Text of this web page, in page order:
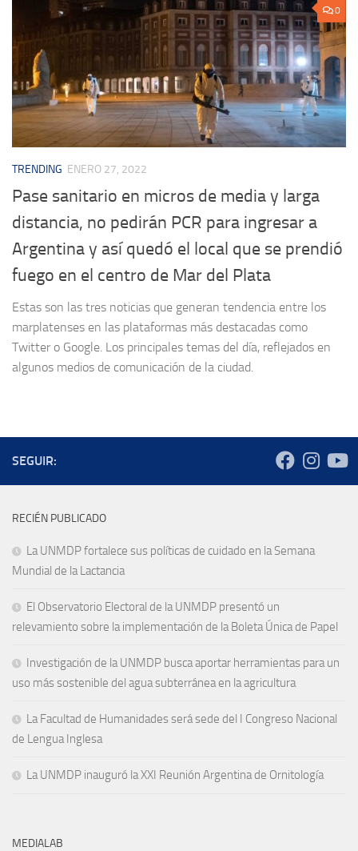
0
TRENDING ENERO 27, 2022
Pase sanitario en micros de media y larga
distancia, no pedirán PCR para ingresar a
Argentina y así quedó el local que se prendió
fuego en el centro de Mar del Plata
Estas son las tres noticias que generan tendencia entre los
marplatenses en las plataformas más destacadas como
Twitter o Google. Los principales temas del día, reflejados en
algunos medios de comunicación de la ciudad.
SEGUIR:
RECIÉN PUBLICADO
La UNMDP fortalece sus políticas de cuidado en la Semana
Mundial de la Lactancia
El Observatorio Electoral de la UNMDP presentó un
relevamiento sobre la implementación de la Boleta Única de Papel
Investigación de la UNMDP busca aportar herramientas para un
uso más sostenible del agua subterránea en la agricultura
La Facultad de Humanidades será sede del I Congreso Nacional
de Lengua Inglesa
La UNMDP inauguró la XXI Reunión Argentina de Ornitología
MEDIALAB